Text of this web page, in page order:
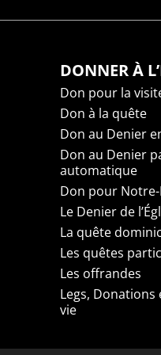
DONNER À
Don pour la
Don à la quête
Don au Denier
Don au Denier
automatique
Don pour
Le Denier de
La quête
Les quêtes
Les offrandes
Legs, Donations
vie